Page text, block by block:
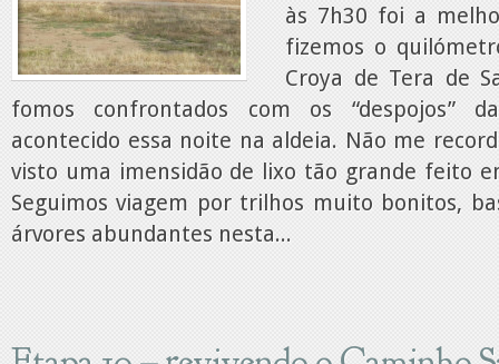
às 7h30 foi a
fizemos o
Croya de Tera de
fomos confrontados com os “despojos”
acontecido essa noite na aldeia. Não me
visto uma imensidão de lixo tão grande feito
Seguimos viagem por trilhos muito bonitos,
árvores abundantes nesta...